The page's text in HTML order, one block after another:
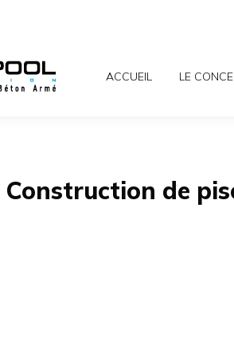
ACCUEIL LE
Construction de